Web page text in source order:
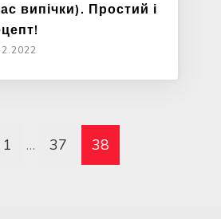
випічки). Простий і
1 … 37 38